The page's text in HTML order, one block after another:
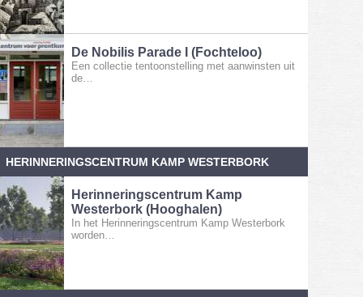
De Nobilis Parade I (Fochteloo)
Een collectie tentoonstelling met aanwinsten uit
de…
HERINNERINGSCENTRUM KAMP WESTERBORK
Herinneringscentrum Kamp
Westerbork (Hooghalen)
In het Herinneringscentrum Kamp Westerbork
worden…